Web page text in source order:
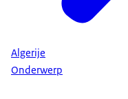
Algerije
Onderwerp